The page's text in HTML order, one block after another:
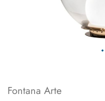
Fontana Arte